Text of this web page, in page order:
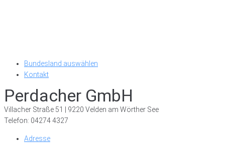
Bundesland auswählen
Kontakt
Perdacher GmbH
Villacher Straße 51 | 9220 Velden am Wörther See
Telefon: 04274 4327
Adresse